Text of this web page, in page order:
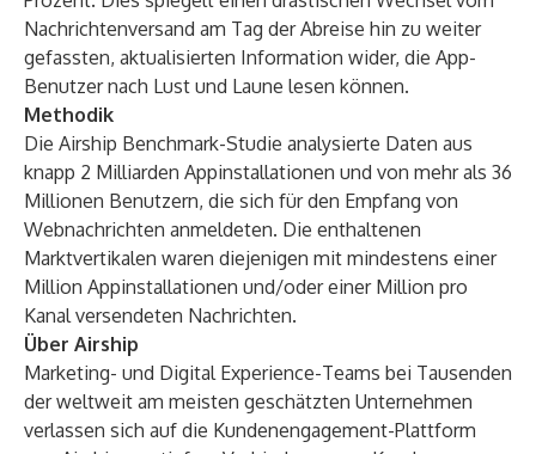
Nachrichtenversand am Tag der Abreise hin zu weiter
gefassten, aktualisierten Information wider, die App-
Benutzer nach Lust und Laune lesen können.
Methodik
Die Airship Benchmark-Studie analysierte Daten aus
knapp 2 Milliarden Appinstallationen und von mehr als 36
Millionen Benutzern, die sich für den Empfang von
Webnachrichten anmeldeten. Die enthaltenen
Marktvertikalen waren diejenigen mit mindestens einer
Million Appinstallationen und/oder einer Million pro
Kanal versendeten Nachrichten.
Über Airship
Marketing- und Digital Experience-Teams bei Tausenden
der weltweit am meisten geschätzten Unternehmen
verlassen sich auf die Kundenengagement-Plattform